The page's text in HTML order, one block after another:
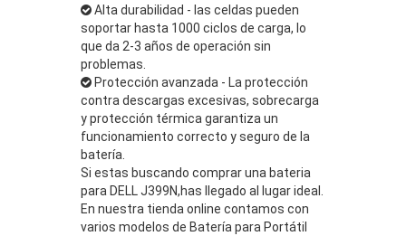
Alta durabilidad - las celdas pueden
soportar hasta 1000 ciclos de carga, lo
que da 2-3 años de operación sin
problemas.
Protección avanzada - La protección
contra descargas excesivas, sobrecarga
y protección térmica garantiza un
funcionamiento correcto y seguro de la
batería.
Si estas buscando comprar una bateria
para DELL J399N,has llegado al lugar ideal.
En nuestra tienda online contamos con
varios modelos de Batería para Portátil